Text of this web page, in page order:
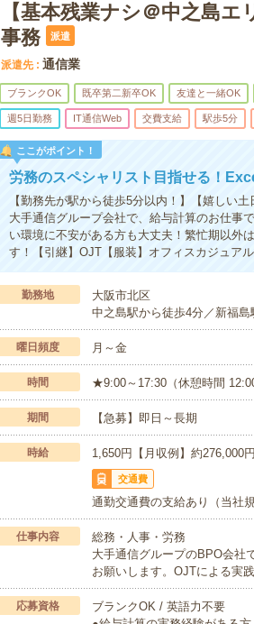
【基本残業ナシ＠中之島
事務
派遣
派遣先 通信業
ブランクOK 既卒第二新卒OK 友達と一緒OK
週5日勤務 IT通信Web 交費支給 駅歩5分
ここがポイント！
労務のスペシャリスト目指せる！
【勤務先が駅から徒歩5分以内！】【嬉しい
大手通信グループ会社で、給与計算のお仕事
い環境に不安がある方も大丈夫！繁忙期以外
す！【引継】OJT【服装】オフィスカジュアル
勤務地
大阪市北区
中之島駅から徒歩4分／新福
曜日頻度 月～金
時間 ★9:00～17:30（休憩時間
期間 【急募】即日～長期
時給 1,650円【月収例】約276,000
交通費
通勤交通費の支給あり（当社規
仕事内容
総務・人事・労務
大手通信グループのBPO会社
お願いします。OJTによる実
応募資格
ブランクOK / 英語力不要